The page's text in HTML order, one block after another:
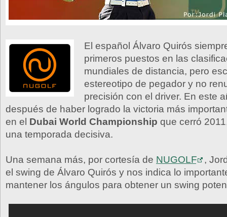
El español Álvaro Quirós
primeros puestos en las
mundiales de distancia, pero
estereotipo de pegador y no
precisión con el driver. En este
después de haber logrado la victoria más
en el Dubai World Championship que cerró
una temporada decisiva.
Una semana más, por cortesía de NUGOLF
,
el swing de Álvaro Quirós y nos indica lo
mantener los ángulos para obtener un swing